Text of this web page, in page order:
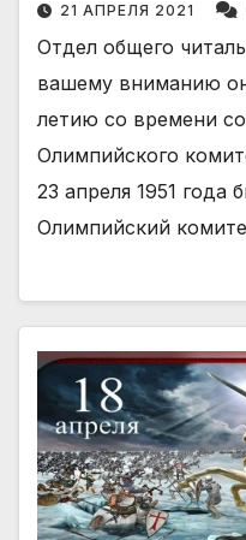
21 АПРЕЛЯ 2021
Отдел общего
вашему вниманию
летию со времени
Олимпийского
23 апреля 1951
Олимпийский